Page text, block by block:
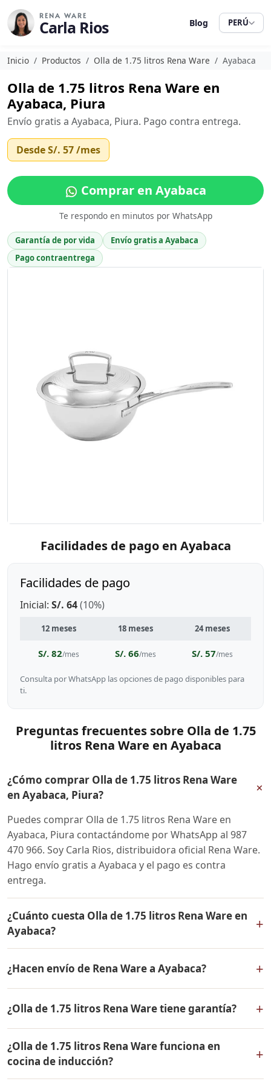
RENA WARE
Carla Rios Blog PERÚ
Inicio Productos Olla de 1.75 litros Rena Ware Ayabaca
Olla de 1.75 litros Rena Ware en
Ayabaca, Piura
Envío gratis a Ayabaca, Piura. Pago contra entrega.
DesdeS/. 57/mes
Comprar en Ayabaca
Te respondo en minutos por WhatsApp
Garantía de por vida
Envío gratis a Ayabaca
Pago contraentrega
Facilidades de pago en Ayabaca
Facilidades de pago
Inicial: S/. 64(10%)
12 meses 18 meses 24 meses
S/. 82/mes S/. 66/mes S/. 57/mes
Consulta por WhatsApp las opciones de pago disponibles para
ti.
Preguntas frecuentes sobre Olla de 1.75
litros Rena Ware en Ayabaca
¿Cómo comprar Olla de 1.75 litros Rena Ware
en Ayabaca, Piura?
+
Puedes comprar Olla de 1.75 litros Rena Ware en
Ayabaca, Piura contactándome por WhatsApp al 987
470 966. Soy Carla Rios, distribuidora oficial Rena Ware.
Hago envío gratis a Ayabaca y el pago es contra
entrega.
¿Cuánto cuesta Olla de 1.75 litros Rena Ware en
Ayabaca?
+
en todo el Perú. Contáctame por WhatsApp para
conocer el precio actual, promociones disponibles y
facilidades de pago en cuotas desde el 10% de inicial.
¿Hacen envío de Rena Ware a Ayabaca? +
Ware a Ayabaca, Piura y a todo el Perú. El pago es
contra entrega.
¿Olla de 1.75 litros Rena Ware tiene garantía? +
vida contra defectos de fabricación. Todos los
productos Rena Ware están fabricados en acero
inoxidable quirúrgico 18/10 de la más alta calidad.
¿Olla de 1.75 litros Rena Ware funciona en
cocina de inducción?
+